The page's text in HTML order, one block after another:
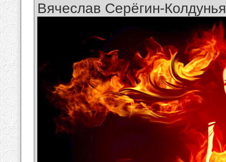
Вячеслав Серёгин-Колдунья